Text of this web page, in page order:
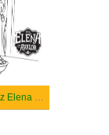
Kreslení Esteban z Elena z Avaloru